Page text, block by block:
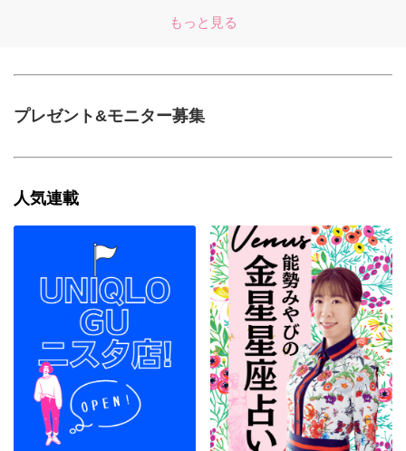
もっと見る
プレゼント&モニター募集
人気連載